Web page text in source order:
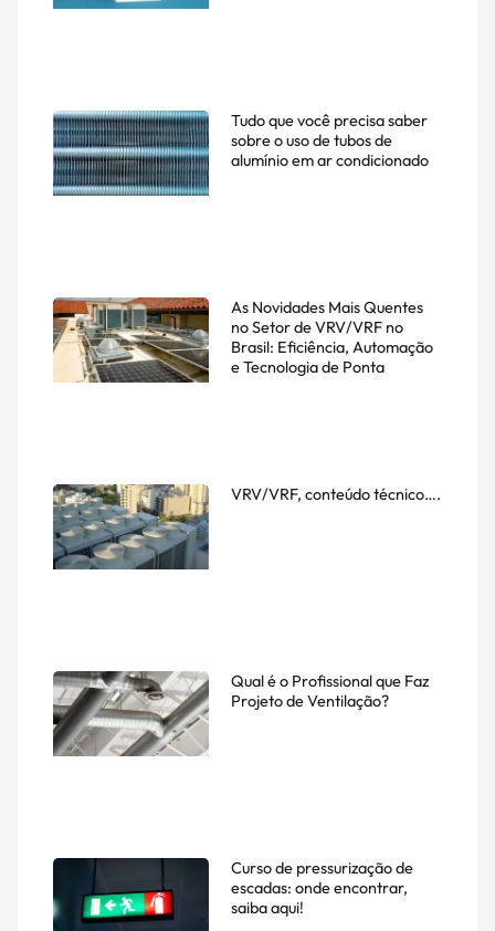
Tudo que você precisa saber
sobre o uso de tubos de
alumínio em ar condicionado
As Novidades Mais Quentes
no Setor de VRV/VRF no
Brasil: Eficiência, Automação
e Tecnologia de Ponta
VRV/VRF, conteúdo técnico….
Qual é o Profissional que Faz
Projeto de Ventilação?
Curso de pressurização de
escadas: onde encontrar,
saiba aqui!